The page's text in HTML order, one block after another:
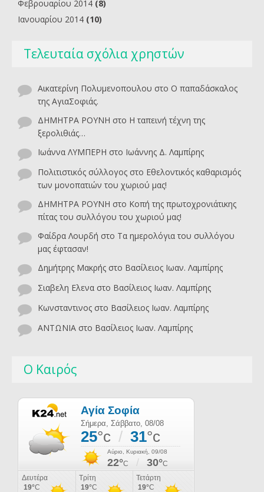
Φεβρουαρίου 2014 (8)
Ιανουαρίου 2014 (10)
Τελευταία σχόλια χρηστών
Αικατερίνη Πολυμενοπουλου στο O παπαδάσκαλος
της ΑγιαΣοφιάς.
ΔΗΜΗΤΡΑ ΡΟΥΝΗ στο Η ταπεινή τέχνη της
ξερολιθιάς…
Ιωάννα ΛΥΜΠΕΡΗ στο Ιωάννης Δ. Λαμπίρης
Πολιτιστικός σύλλογος στο Εθελοντικός καθαρισμός
των μονοπατιών του χωριού μας!
ΔΗΜΗΤΡΑ ΡΟΥΝΗ στο Κοπή της πρωτοχρονιάτικης
πίτας του συλλόγου του χωριού μας!
Φαίδρα Λουρδή στο Τα ημερολόγια του συλλόγου
μας έφτασαν!
Δημήτρης Μακρής στο Βασίλειος Ιωαν. Λαμπίρης
Σιαβελη Ελενα στο Βασίλειος Ιωαν. Λαμπίρης
Κωνσταντινος στο Βασίλειος Ιωαν. Λαμπίρης
ΑΝΤΩΝΙΑ στο Βασίλειος Ιωαν. Λαμπίρης
Ο Καιρός